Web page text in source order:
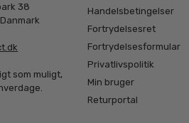
38
som muligt,
Handelsbetingelser
Fortrydelsesret
Fortrydelsesformular
Privatlivspolitik
Min bruger
Returportal